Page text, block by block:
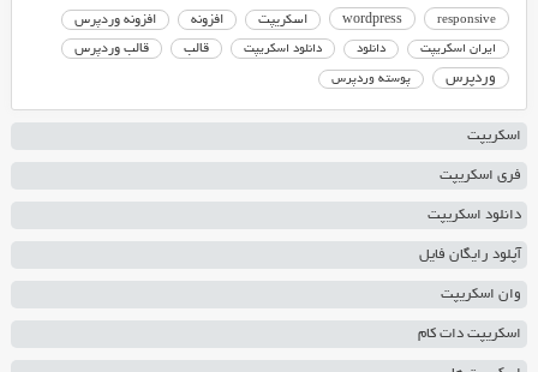
responsive
wordpress اسکریپت افزونه افزونه وردپرس
ایران اسکریپت دانلود دانلود اسکریپت قالب قالب وردپرس
وردپرس پوسته وردپرس
اسکریپت
فری اسکریپت
دانلود اسکریپت
آپلود رایگان فایل
وان اسکریپت
اسکریپت دات کام